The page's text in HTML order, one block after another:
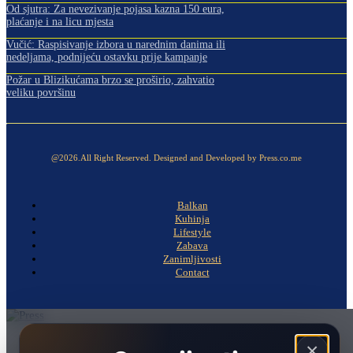
Od sjutra: Za nevezivanje pojasa kazna 150 eura,
plaćanje i na licu mjesta
Vučić: Raspisivanje izbora u narednim danima ili
nedeljama, podnijeću ostavku prije kampanje
Požar u Blizikućama brzo se proširio, zahvatio
veliku površinu
@2026.All Right Reserved. Designed and Developed by Press.co.me
Balkan
Kuhinja
Lifestyle
Zabava
Zanimljivosti
Contact